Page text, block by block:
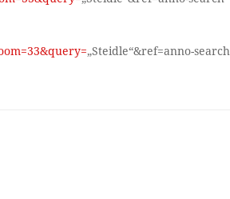
„Steidle“&ref=anno-search